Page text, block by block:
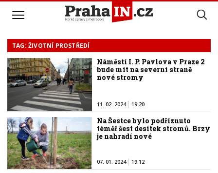
TAG: ŽIVOTNÍ PROSTŘEDÍ
Náměstí I. P. Pavlova v Praze 2
bude mít na severní straně
nové stromy
11. 02. 2024 19:20
Na Šestce bylo podříznuto
téměř šest desítek stromů. Brzy
je nahradí nové
07. 01. 2024 19:12